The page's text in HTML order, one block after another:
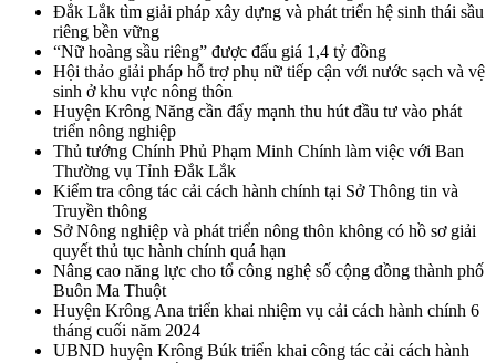
Đắk Lắk tìm giải pháp xây dựng và phát triển hệ sinh thái sầu
riêng bền vững
“Nữ hoàng sầu riêng” được đấu giá 1,4 tỷ đồng
Hội thảo giải pháp hỗ trợ phụ nữ tiếp cận với nước sạch và vệ
sinh ở khu vực nông thôn
Huyện Krông Năng cần đẩy mạnh thu hút đầu tư vào phát
triển nông nghiệp
Thủ tướng Chính Phủ Phạm Minh Chính làm việc với Ban
Thường vụ Tỉnh Đắk Lắk
Kiểm tra công tác cải cách hành chính tại Sở Thông tin và
Truyền thông
Sở Nông nghiệp và phát triển nông thôn không có hồ sơ giải
quyết thủ tục hành chính quá hạn
Nâng cao năng lực cho tổ công nghệ số cộng đồng thành phố
Buôn Ma Thuột
Huyện Krông Ana triển khai nhiệm vụ cải cách hành chính 6
tháng cuối năm 2024
UBND huyện Krông Búk triển khai công tác cải cách hành